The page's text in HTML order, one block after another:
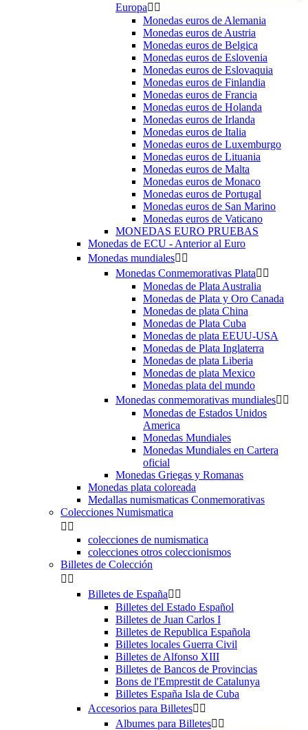
Europa 
Monedas euros de Alemania
Monedas euros de Austria
Monedas euros de Belgica
Monedas euros de Eslovenia
Monedas euros de Eslovaquia
Monedas euros de Finlandia
Monedas euros de Francia
Monedas euros de Holanda
Monedas euros de Irlanda
Monedas euros de Italia
Monedas euros de Luxemburgo
Monedas euros de Lituania
Monedas euros de Malta
Monedas euros de Monaco
Monedas euros de Portugal
Monedas euros de San Marino
Monedas euros de Vaticano
MONEDAS EURO PRUEBAS
Monedas de ECU - Anterior al Euro
Monedas mundiales 
Monedas Conmemorativas Plata 
Monedas de Plata Australia
Monedas de Plata y Oro Canada
Monedas de plata China
Monedas de Plata Cuba
Monedas de plata EEUU-USA
Monedas de Plata Inglaterra
Monedas de plata Liberia
Monedas de plata Mexico
Monedas plata del mundo
Monedas conmemorativas mundiales 
Monedas de Estados Unidos
America
Monedas Mundiales
Monedas Mundiales en Cartera
oficial
Monedas Griegas y Romanas
Monedas plata coloreada
Medallas numismaticas Conmemorativas
Colecciones Numismatica
 
colecciones de numismatica
colecciones otros coleccionismos
Billetes de Colección
 
Billetes de España 
Billetes del Estado Español
Billetes de Juan Carlos I
Billetes de Republica Española
Billetes locales Guerra Civil
Billetes de Alfonso XIII
Billetes de Bancos de Provincias
Bons de l'Emprestit de Catalunya
Billetes España Isla de Cuba
Accesorios para Billetes 
Albumes para Billetes 